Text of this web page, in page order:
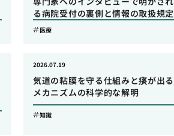
る病院受付の裏側と情報の取扱規定
医療
気道の粘膜を守る仕組みと痰が出る
メカニズムの科学的な解明
2026.07.19
知識